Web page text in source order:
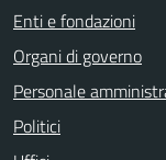
Enti e fondazioni
Organi di governo
Personale
Politici